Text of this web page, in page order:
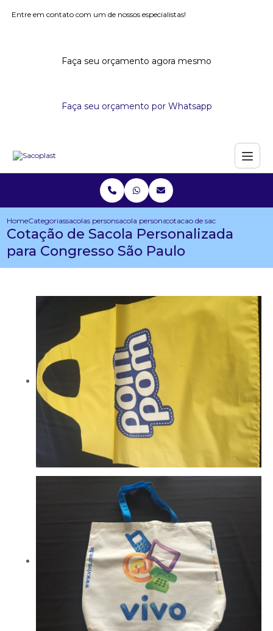
Entre em contato com um de nossos especialistas!
Faça seu orçamento agora mesmo
Faça seu orçamento por Whatsapp
HomeCategoriassacolas personalizadassacola personalizada para eventos
cotacao de sacola
Cotação de Sacola Personalizada
para Congresso São Paulo